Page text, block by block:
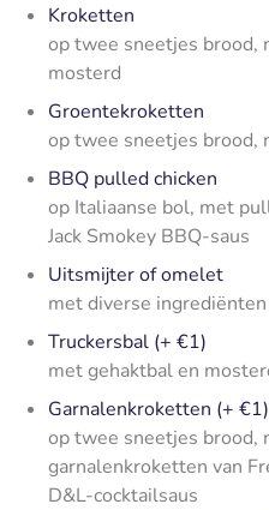
Kroketten
op twee sneetjes brood,
mosterd
Groentekroketten
op twee sneetjes
BBQ pulled chicken
op Italiaanse bol, met
Jack Smokey BBQ-saus
Uitsmijter of omelet
met diverse ingrediënten
Truckersbal (+ €1)
met gehaktbal en
Garnalenkroketten (+ €1)
op twee sneetjes brood,
garnalenkroketten van
D&L-cocktailsaus